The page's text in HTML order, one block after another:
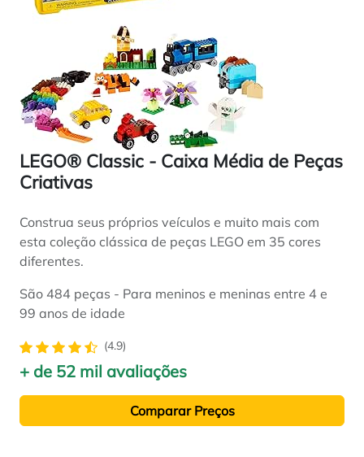
LEGO® Classic - Caixa Média de Peças
Criativas
Construa seus próprios veículos e muito mais com
esta coleção clássica de peças LEGO em 35 cores
diferentes.
São 484 peças - Para meninos e meninas entre 4 e
99 anos de idade
(4.9)
+ de 52 mil avaliações
Comparar Preços